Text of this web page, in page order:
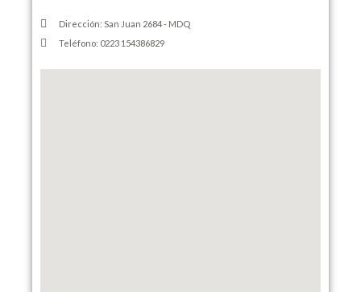
Dirección: San Juan 2684 - MDQ
Teléfono: 0223 154386829